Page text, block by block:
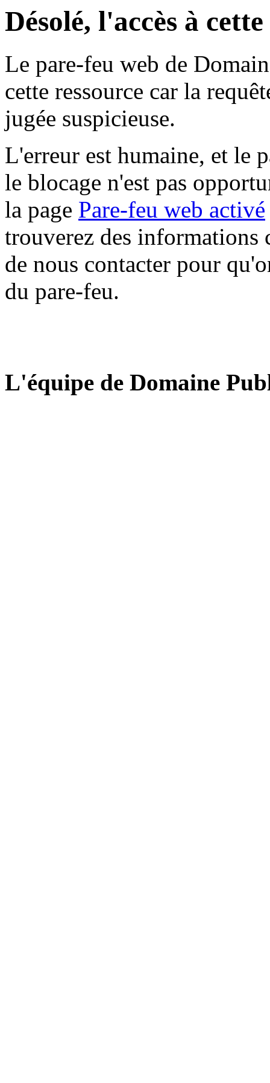
Désolé, l'accès à
Le pare-feu web de
cette ressource car la
jugée suspicieuse.
L'erreur est humaine, et le
le blocage n'est pas
la page Pare-feu web activé
trouverez des informations
de nous contacter pour
du pare-feu.
L'équipe de Domaine